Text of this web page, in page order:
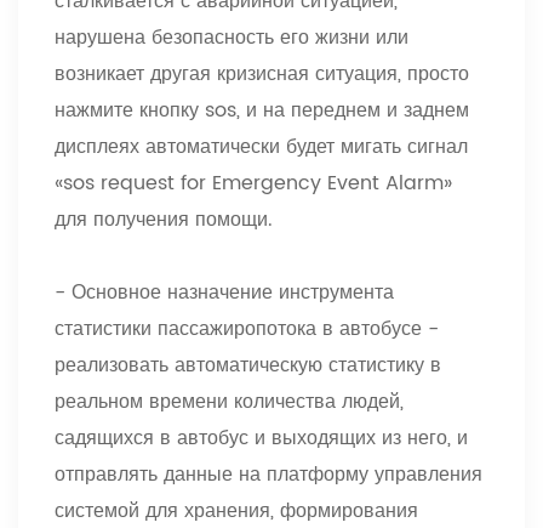
нарушена безопасность его жизни или
возникает другая кризисная ситуация, просто
нажмите кнопку sos, и на переднем и заднем
дисплеях автоматически будет мигать сигнал
«sos request for Emergency Event Alarm»
для получения помощи.
- Основное назначение инструмента
статистики пассажиропотока в автобусе -
реализовать автоматическую статистику в
реальном времени количества людей,
садящихся в автобус и выходящих из него, и
отправлять данные на платформу управления
системой для хранения, формирования